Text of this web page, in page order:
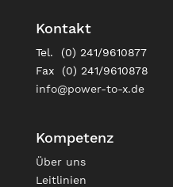
Kontakt
Tel. (0) 241/9610877
Fax (0) 241/9610878
info@power-to-x.de
Kompetenz
Über uns
Leitlinien